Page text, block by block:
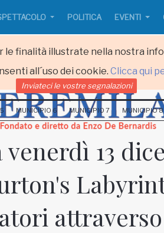
finalità illustrate nella nostra
all´uso dei cookie. Clicca qui
POLITICA EVENTI
Inviateci le vostre segnalazioni
MUNICIPIO 6 MUNICIPIO 7 MUNICIPIO 8
13
attraverso